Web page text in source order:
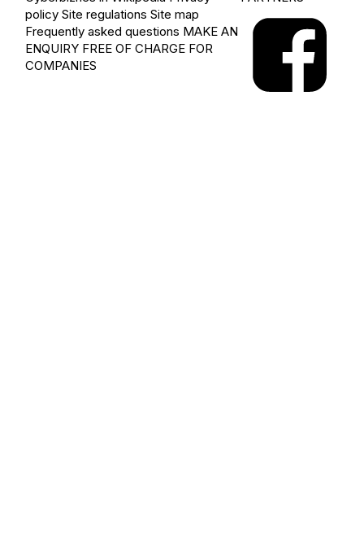
policy Site regulations Site map
Frequently asked questions MAKE AN
ENQUIRY FREE OF CHARGE FOR
COMPANIES